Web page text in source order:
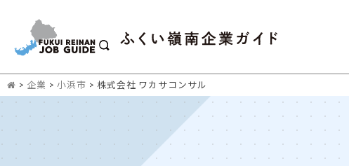
> 企業 > 小浜市 > 株式会社 ワカサコンサル